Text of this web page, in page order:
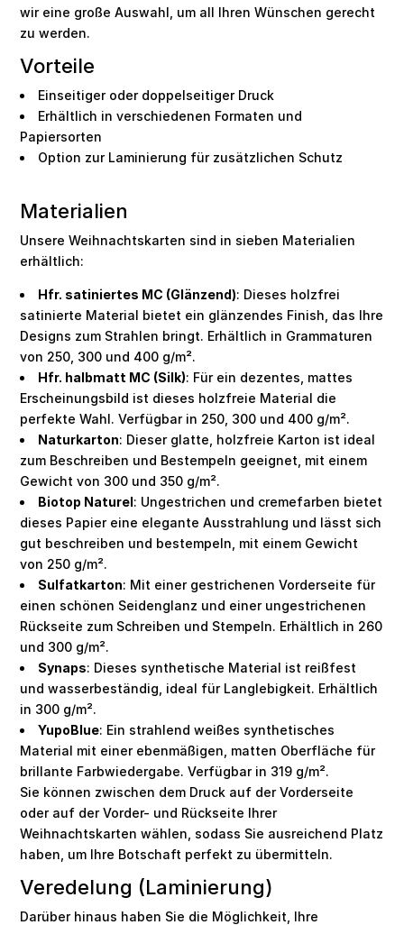
wir eine große Auswahl, um all Ihren Wünschen gerecht
zu werden.
Vorteile
Einseitiger oder doppelseitiger Druck
Erhältlich in verschiedenen Formaten und
Papiersorten
Option zur Laminierung für zusätzlichen Schutz
Materialien
Unsere Weihnachtskarten sind in sieben Materialien
erhältlich:
Hfr. satiniertes MC (Glänzend): Dieses holzfrei
satinierte Material bietet ein glänzendes Finish, das Ihre
Designs zum Strahlen bringt. Erhältlich in Grammaturen
von 250, 300 und 400 g/m².
Hfr. halbmatt MC (Silk): Für ein dezentes, mattes
Erscheinungsbild ist dieses holzfreie Material die
perfekte Wahl. Verfügbar in 250, 300 und 400 g/m².
Naturkarton: Dieser glatte, holzfreie Karton ist ideal
zum Beschreiben und Bestempeln geeignet, mit einem
Gewicht von 300 und 350 g/m².
Biotop Naturel: Ungestrichen und cremefarben bietet
dieses Papier eine elegante Ausstrahlung und lässt sich
gut beschreiben und bestempeln, mit einem Gewicht
von 250 g/m².
Sulfatkarton: Mit einer gestrichenen Vorderseite für
einen schönen Seidenglanz und einer ungestrichenen
Rückseite zum Schreiben und Stempeln. Erhältlich in 260
und 300 g/m².
Synaps: Dieses synthetische Material ist reißfest
und wasserbeständig, ideal für Langlebigkeit. Erhältlich
in 300 g/m².
YupoBlue: Ein strahlend weißes synthetisches
Material mit einer ebenmäßigen, matten Oberfläche für
brillante Farbwiedergabe. Verfügbar in 319 g/m².
Sie können zwischen dem Druck auf der Vorderseite
oder auf der Vorder- und Rückseite Ihrer
Weihnachtskarten wählen, sodass Sie ausreichend Platz
haben, um Ihre Botschaft perfekt zu übermitteln.
Veredelung (Laminierung)
Darüber hinaus haben Sie die Möglichkeit, Ihre